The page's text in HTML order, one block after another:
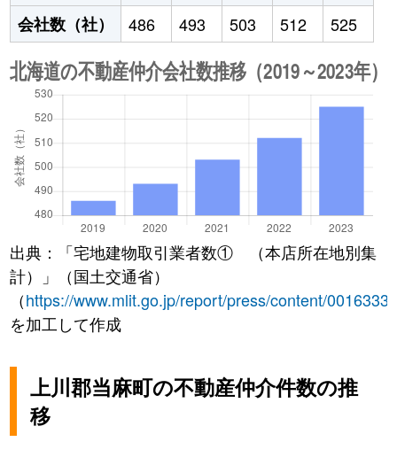
会社数（社）
486 493 503 512 525
出典：「宅地建物取引業者数① （本店所在地別集
計）」（国土交通省）
（https://www.mlit.go.jp/report/press/content/
を加工して作成
上川郡当麻町の不動産仲介件数の推
移